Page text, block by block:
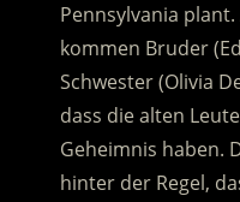
Pennsylvania
kommen Bruder
Schwester (Olivia
dass die alten
Geheimnis haben.
hinter der Regel,